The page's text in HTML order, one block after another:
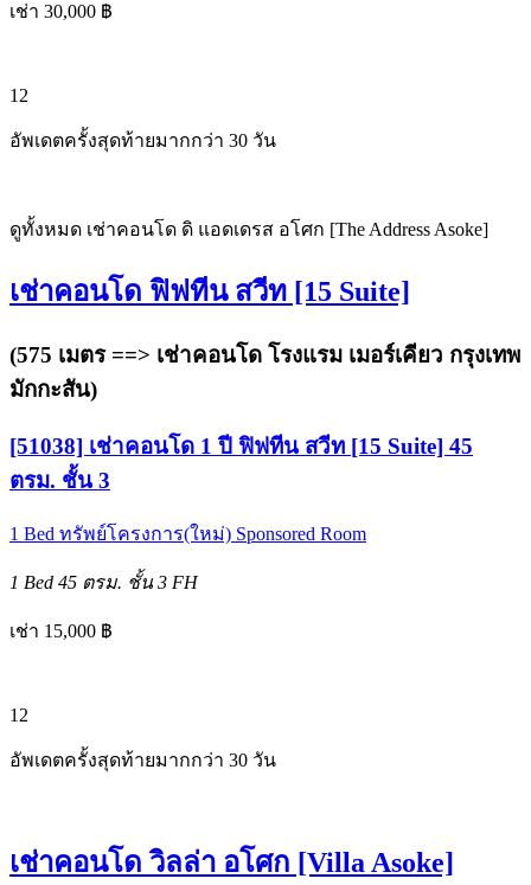
เช่า 30,000 ฿
12
อัพเดตครั้งสุดท้ายมากกว่า 30 วัน
ดูทั้งหมด เช่าคอนโด ดิ แอดเดรส อโศก [The Address Asoke]
เช่าคอนโด ฟิฟทีน สวีท [15 Suite]
(575 เมตร ==> เช่าคอนโด โรงแรม เมอร์เคียว กรุงเทพ
มักกะสัน)
[51038] เช่าคอนโด 1 ปี ฟิฟทีน สวีท [15 Suite] 45
ตรม. ชั้น 3
1 Bed ทรัพย์โครงการ(ใหม่) Sponsored Room
1 Bed 45 ตรม. ชั้น 3 FH
เช่า 15,000 ฿
12
อัพเดตครั้งสุดท้ายมากกว่า 30 วัน
เช่าคอนโด วิลล่า อโศก [Villa Asoke]